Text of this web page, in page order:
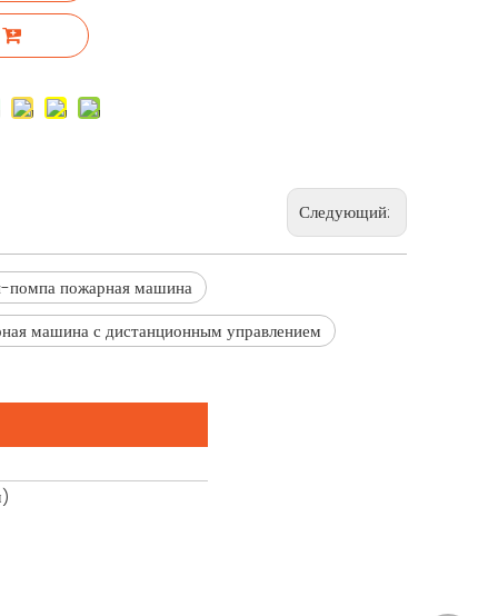
Следующий:
помпа пожарная машина
машина с дистанционным управлением